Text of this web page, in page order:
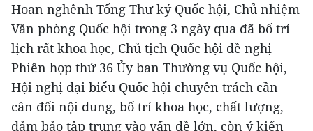
Hoan nghênh Tổng Thư ký Quốc hội, Chủ nhiệm
Văn phòng Quốc hội trong 3 ngày qua đã bố trí
lịch rất khoa học, Chủ tịch Quốc hội đề nghị
Phiên họp thứ 36 Ủy ban Thường vụ Quốc hội,
Hội nghị đại biểu Quốc hội chuyên trách cần
cân đối nội dung, bố trí khoa học, chất lượng,
đảm bảo tập trung vào vấn đề lớn, còn ý kiến